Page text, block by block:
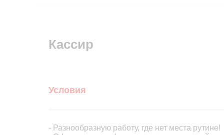
Кассир
Условия
- Разнообразную работу, где нет места рутине!